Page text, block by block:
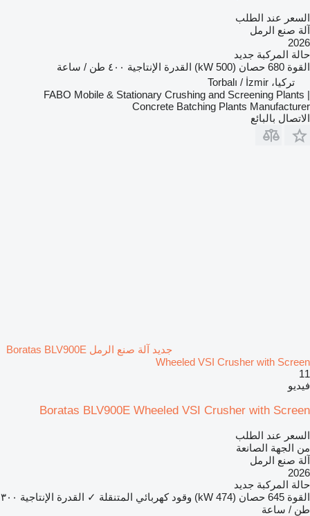
السعر عند الطلب
آلة صنع الرمل
2026
حالة المركبة جديد
القوة 680 حصان (500 kW) القدرة الإنتاجية ٤٠٠ طن / ساعة
تركيا، Torbalı / İzmir
FABO Mobile & Stationary Crushing and Screening Plants |
Concrete Batching Plants Manufacturer
الاتصال بالبائع
جديد آلة صنع الرمل Boratas BLV900E
Wheeled VSI Crusher with Screen
11
فيديو
Boratas BLV900E Wheeled VSI Crusher with Screen
السعر عند الطلب
من الجهة الصانعة
آلة صنع الرمل
2026
حالة المركبة جديد
القوة 645 حصان (474 kW) وقود كهربائي المتنقلة ✓ القدرة الإنتاجية ٣٠٠
طن / ساعة